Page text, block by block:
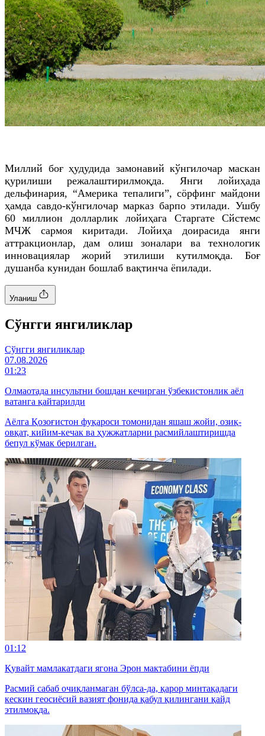
Миллий боғ ҳудудида замонавий кўнгилочар маскан
қурилиши режалаштирилмоқда. Янги лойиҳада
дельфинария, “Америка тепалиги”, сöрфинг майдони
ҳамда савдо-кўнгилочар марказ барпо этилади. Ушбу
60 миллион долларлик лойиҳага Старгате Сйстемс
МЧЖ сармоя киритади. Лойиҳа доирасида янги
аттракционлар, дам олиш зоналари ва технологик
инновациялар жорий этилиши кутилмоқда. Боғ
душанба кунидан бошлаб вақтинча ёпилади.
Уланиш
Cўнгги янгиликлар
Cўнгги янгиликлар
07.08.2026
01:23
Олмаотада инсультни бошдан кечирган ўзбекистонлик аёл
ватанга қайтарилди
Аёлга Қозоғистон фуқароси томонидан яшаш жойи, озиқ-
овқат, кийим-кечак ва ҳужжатларни расмийлаштиришда
бепул кўмак берилган.
01:12
Қувайт мамлакатдаги ягона Эрон мактабини ёпди
Расмий сабаб очиқланмаган бўлса-да, қарор минтақадаги
кескин геосиёсий вазият фонида қабул қилингани қайд
этилмоқда.